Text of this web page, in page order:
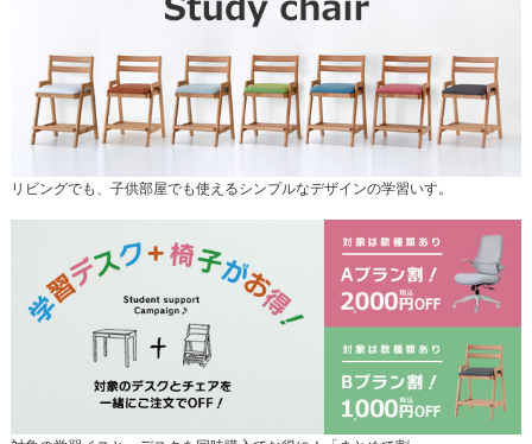
リビングでも、子供部屋でも使えるシンプルなデザインの学習いす。